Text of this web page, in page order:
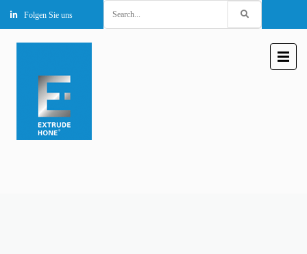
Folgen Sie uns
for: